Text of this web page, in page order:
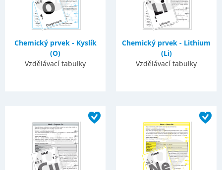
Chemický prvek - Kyslík
(O)
Vzdělávací tabulky
Chemický prvek - Lithium
(Li)
Vzdělávací tabulky